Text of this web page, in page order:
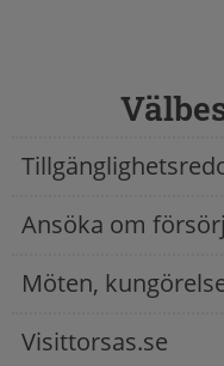
Ansöka om
Möten,
Visittorsas.se